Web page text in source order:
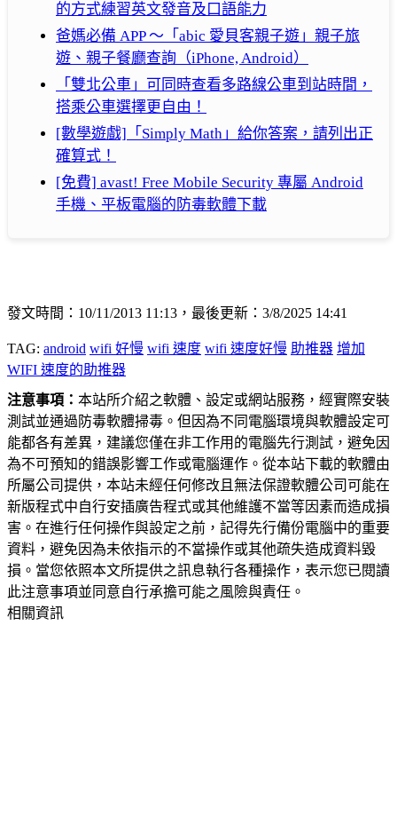
的方式練習英文發音及口語能力
爸媽必備 APP ～「abic 愛貝客親子遊」親子旅
遊、親子餐廳查詢（iPhone, Android）
「雙北公車」可同時查看多路線公車到站時間，
搭乘公車選擇更自由！
[數學遊戲]「Simply Math」給你答案，請列出正
確算式！
[免費] avast! Free Mobile Security 專屬 Android
手機、平板電腦的防毒軟體下載
發文時間：10/11/2013 11:13，最後更新：3/8/2025 14:41
TAG: android wifi 好慢 wifi 速度 wifi 速度好慢 助推器 增加
WIFI 速度的助推器
注意事項： 本站所介紹之軟體、設定或網站服務，經實際安裝
測試並通過防毒軟體掃毒。但因為不同電腦環境與軟體設定可
能都各有差異，建議您僅在非工作用的電腦先行測試，避免因
為不可預知的錯誤影響工作或電腦運作。從本站下載的軟體由
所屬公司提供，本站未經任何修改且無法保證軟體公司可能在
新版程式中自行安插廣告程式或其他維護不當等因素而造成損
害。在進行任何操作與設定之前，記得先行備份電腦中的重要
資料，避免因為未依指示的不當操作或其他疏失造成資料毀
損。當您依照本文所提供之訊息執行各種操作，表示您已閱讀
此注意事項並同意自行承擔可能之風險與責任。
相關資訊